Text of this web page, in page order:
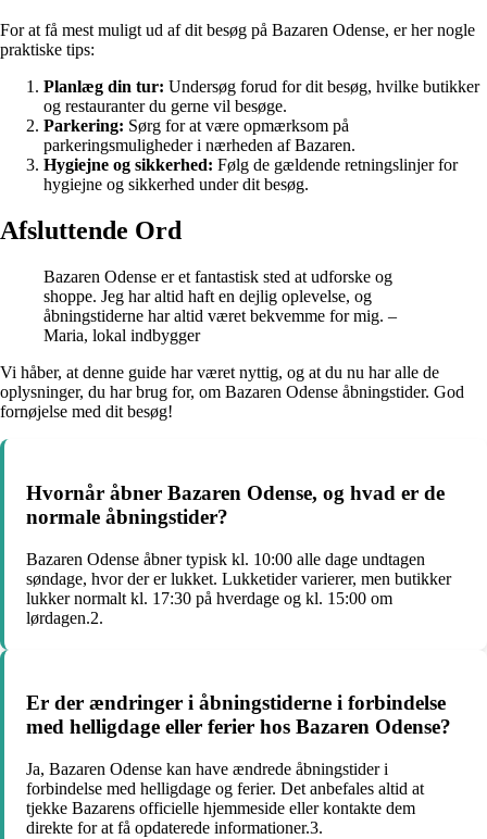
For at få mest muligt ud af dit besøg på Bazaren Odense, er her nogle
praktiske tips:
Planlæg din tur: Undersøg forud for dit besøg, hvilke butikker
og restauranter du gerne vil besøge.
Parkering: Sørg for at være opmærksom på
parkeringsmuligheder i nærheden af Bazaren.
Hygiejne og sikkerhed: Følg de gældende retningslinjer for
hygiejne og sikkerhed under dit besøg.
Afsluttende Ord
Bazaren Odense er et fantastisk sted at udforske og
shoppe. Jeg har altid haft en dejlig oplevelse, og
åbningstiderne har altid været bekvemme for mig. –
Maria, lokal indbygger
Vi håber, at denne guide har været nyttig, og at du nu har alle de
oplysninger, du har brug for, om Bazaren Odense åbningstider. God
fornøjelse med dit besøg!
Hvornår åbner Bazaren Odense, og hvad er de
normale åbningstider?
Bazaren Odense åbner typisk kl. 10:00 alle dage undtagen
søndage, hvor der er lukket. Lukketider varierer, men butikker
lukker normalt kl. 17:30 på hverdage og kl. 15:00 om
lørdagen.2.
Er der ændringer i åbningstiderne i forbindelse
med helligdage eller ferier hos Bazaren Odense?
Ja, Bazaren Odense kan have ændrede åbningstider i
forbindelse med helligdage og ferier. Det anbefales altid at
tjekke Bazarens officielle hjemmeside eller kontakte dem
direkte for at få opdaterede informationer.3.